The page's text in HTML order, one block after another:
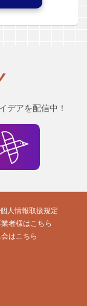
デアを配信中！
個人情報取扱規定
者様はこちら
はこちら